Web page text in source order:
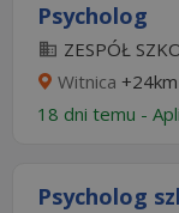
Psycholog
ZESPÓŁ
Witnica +24km
18 dni temu -
Psycholog